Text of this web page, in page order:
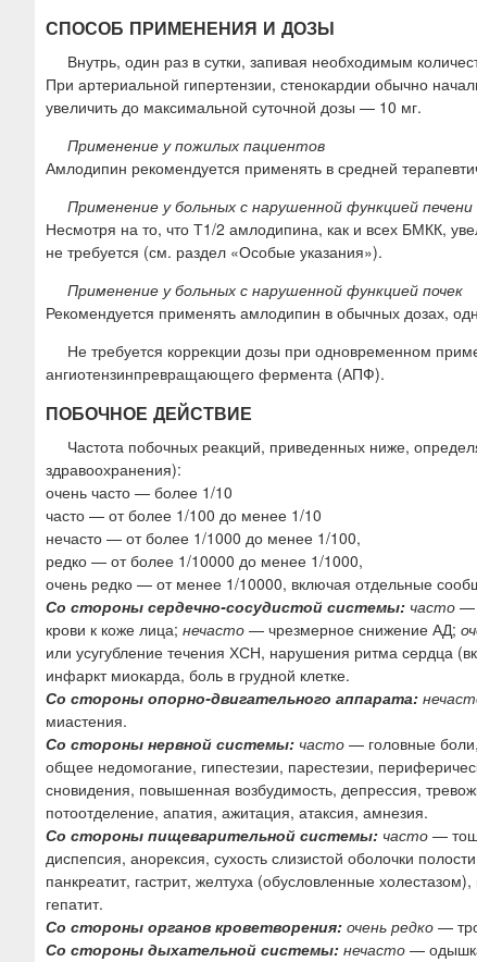
СПОСОБ ПРИМЕНЕНИЯ И ДОЗЫ
Внутрь, один раз в сутки, запивая необходимым
При артериальной гипертензии, стенокардии обычно
увеличить до максимальной суточной дозы — 10 мг.
Применение у пожилых пациентов
Амлодипин рекомендуется применять в средней
Применение у больных с нарушенной функцией печени
Несмотря на то, что Т1/2 амлодипина, как и всех БМКК,
не требуется (см. раздел «Особые указания»).
Применение у больных с нарушенной функцией почек
Рекомендуется применять амлодипин в обычных дозах,
Не требуется коррекции дозы при одновременном
ангиотензинпревращающего фермента (АПФ).
ПОБОЧНОЕ ДЕЙСТВИЕ
Частота побочных реакций, приведенных ниже,
здравоохранения):
очень часто — более 1/10
часто — от более 1/100 до менее 1/10
нечасто — от более 1/1000 до менее 1/100,
редко — от более 1/10000 до менее 1/1000,
очень редко — от менее 1/10000, включая отдельные
Со стороны сердечно-сосудистой системы: часто —
крови к коже лица; нечасто — чрезмерное снижение АД;
или усугубление течения ХСН, нарушения ритма сердца
инфаркт миокарда, боль в грудной клетке.
Со стороны опорно-двигательного аппарата:
миастения.
Со стороны нервной системы: часто — головные
общее недомогание, гипестезии, парестезии,
сновидения, повышенная возбудимость, депрессия,
потоотделение, апатия, ажитация, атаксия, амнезия.
Со стороны пищеварительной системы: часто —
диспепсия, анорексия, сухость слизистой оболочки
панкреатит, гастрит, желтуха (обусловленные
гепатит.
Со стороны органов кроветворения: очень редко —
Со стороны дыхательной системы: нечасто —